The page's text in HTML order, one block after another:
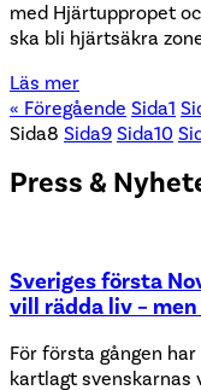
med Hjärtuppropet
ska bli hjärtsäkra
Läs mer
« Föregående Sida1
Sida8 Sida9 Sida10
Press &
Sveriges första
vill rädda liv –
För första gången
kartlagt svenskarnas